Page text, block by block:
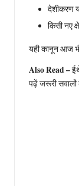
देशीकरण
किसी नए
यही कानून आज
Also Read –
पढ़ें जरूरी